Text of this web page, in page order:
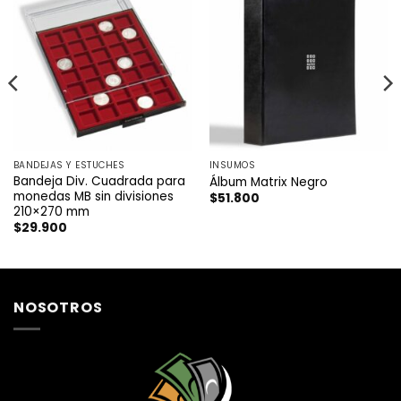
BANDEJAS Y ESTUCHES
Bandeja Div. Cuadrada para
monedas MB sin divisiones
210×270 mm
$29.900
INSUMOS
Álbum Matrix Negro
$51.800
NOSOTROS